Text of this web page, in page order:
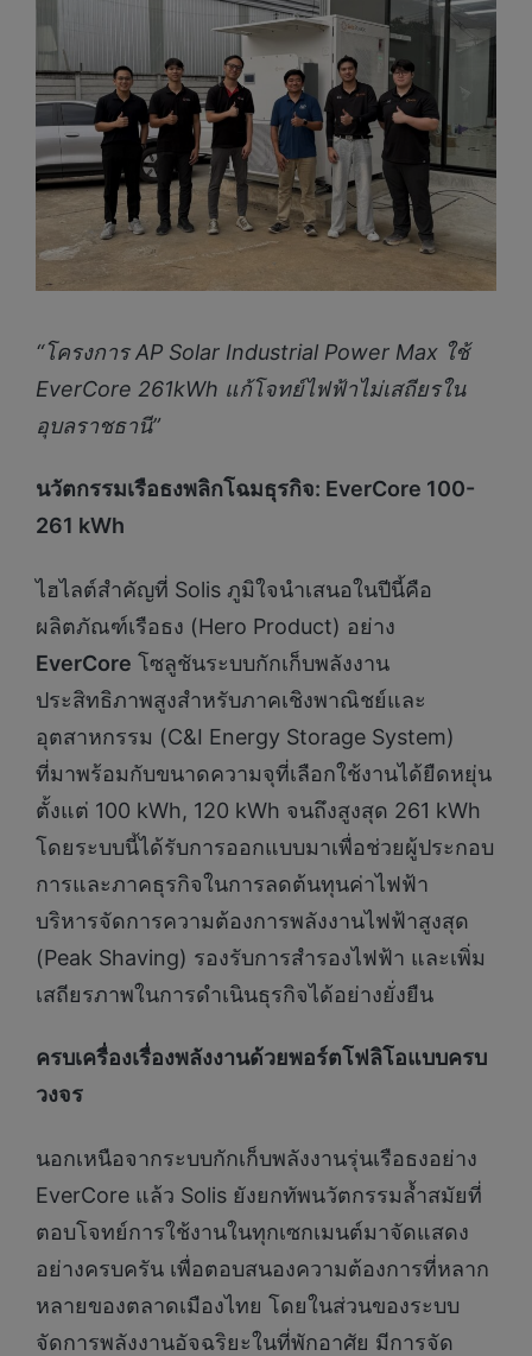
“โครงการAP Solar Industrial Power Max ใช้
EverCore 261kWh แก้โจทย์ไฟฟ้าไม่เสถียรใน
อุบลราชธานี”
นวัตกรรมเรือธงพลิกโฉมธุรกิจ: EverCore 100-
261 kWh
ไฮไลต์สำคัญที่ Solis ภูมิใจนำเสนอในปีนี้คือ
ผลิตภัณฑ์เรือธง (Hero Product) อย่าง
EverCore โซลูชันระบบกักเก็บพลังงาน
ประสิทธิภาพสูงสำหรับภาคเชิงพาณิชย์และ
อุตสาหกรรม (C&I Energy Storage System)
ที่มาพร้อมกับขนาดความจุที่เลือกใช้งานได้ยืดหยุ่น
ตั้งแต่ 100 kWh, 120 kWh จนถึงสูงสุด 261 kWh
โดยระบบนี้ได้รับการออกแบบมาเพื่อช่วยผู้ประกอบ
การและภาคธุรกิจในการลดต้นทุนค่าไฟฟ้า
บริหารจัดการความต้องการพลังงานไฟฟ้าสูงสุด
(Peak Shaving) รองรับการสำรองไฟฟ้า และเพิ่ม
เสถียรภาพในการดำเนินธุรกิจได้อย่างยั่งยืน
ครบเครื่องเรื่องพลังงานด้วยพอร์ตโฟลิโอแบบครบ
วงจร
นอกเหนือจากระบบกักเก็บพลังงานรุ่นเรือธงอย่าง
EverCore แล้ว Solis ยังยกทัพนวัตกรรมล้ำสมัยที่
ตอบโจทย์การใช้งานในทุกเซกเมนต์มาจัดแสดง
อย่างครบครัน เพื่อตอบสนองความต้องการที่หลาก
หลายของตลาดเมืองไทย โดยในส่วนของระบบ
จัดการพลังงานอัจฉริยะในที่พักอาศัย มีการจัด